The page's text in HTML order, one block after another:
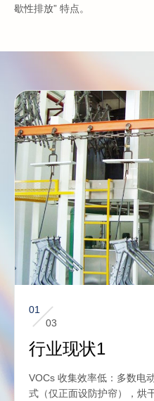
歇性排放” 特点。
01
03
行业现状1
VOCs 收集效率低：多数电
式（仅正面设防护帘），烘